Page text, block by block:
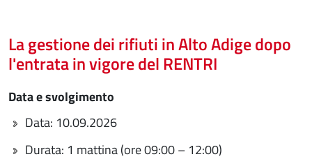
La gestione dei rifiuti in Alto Adige dopo
l'entrata in vigore del RENTRI
Data e svolgimento
Data: 10.09.2026
Durata: 1 mattina (ore 09:00 – 12:00)